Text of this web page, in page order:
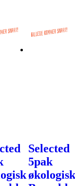
Selected
5pak
økologisk